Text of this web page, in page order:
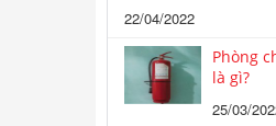
22/04/2022
Phòng
là gì?
25/03/